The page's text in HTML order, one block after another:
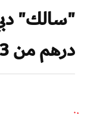
درهم من 383 مليون رحلة